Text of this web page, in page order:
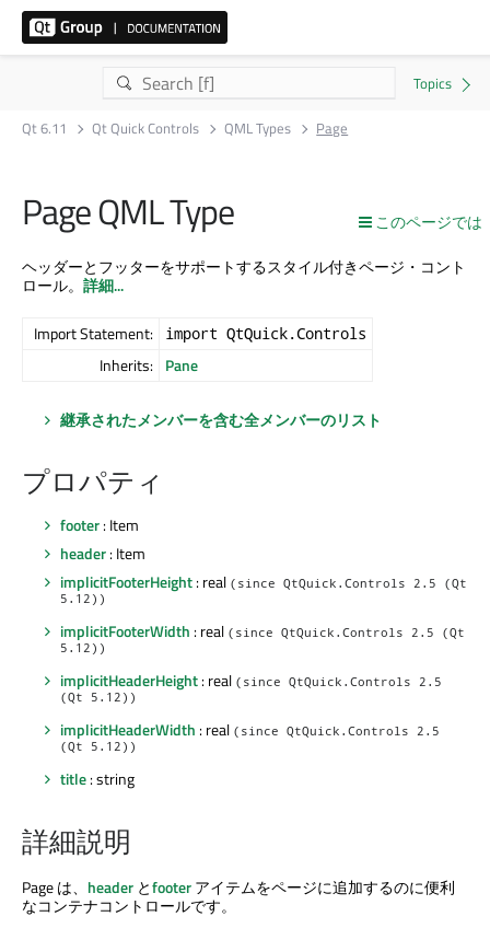
Qt 6.11 Qt Quick Controls QML Types Page
このページでは
Page QML Type
ヘッダーとフッターをサポートするスタイル付きページ・コント
ロール。 詳細...
Import Statement: import QtQuick.Controls
Inherits: Pane
継承されたメンバーを含む全メンバーのリスト
プロパティ
footer: Item
header: Item
implicitFooterHeight: real (since QtQuick.Controls 2.5 (Qt
5.12))
implicitFooterWidth : real (since QtQuick.Controls 2.5 (Qt
5.12))
implicitHeaderHeight: real (since QtQuick.Controls 2.5
(Qt 5.12))
implicitHeaderWidth : real (since QtQuick.Controls 2.5
(Qt 5.12))
title: string
詳細説明
Page は、 header とfooterアイテムをページに追加するのに便利
なコンテナコントロールです。